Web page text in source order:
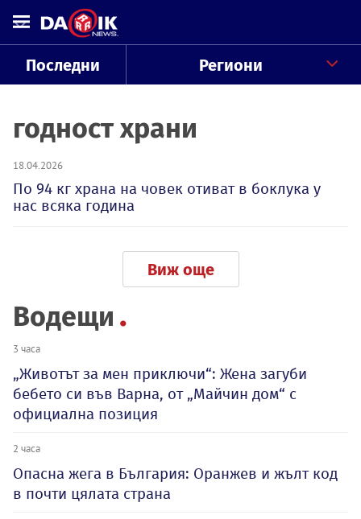
Последни Региони
годност храни
18.04.2026
По 94 кг храна на човек отиват в боклука у
нас всяка година
Виж още
Водещи
3 часа
„Животът за мен приключи“: Жена загуби
бебето си във Варна, от „Майчин дом“ с
официална позиция
2 часа
Опасна жега в България: Оранжев и жълт код
в почти цялата страна